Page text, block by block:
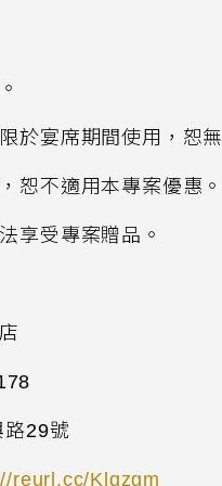
於宴席期間使用，恕
恕不適用本專案優惠。
享受專案贈品。
路29號
reurl.cc/Klgzgm